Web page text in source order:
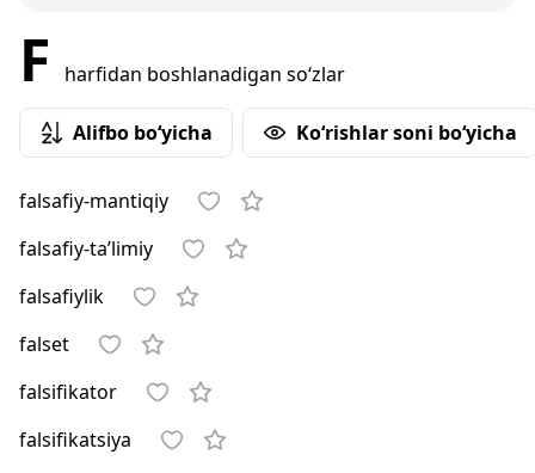
F harfidan boshlanadigan so‘zlar
Alifbo bo‘yicha Ko‘rishlar soni bo‘yicha
falsafiy-mantiqiy
falsafiy-ta’limiy
falsafiylik
falset
falsifikator
falsifikatsiya